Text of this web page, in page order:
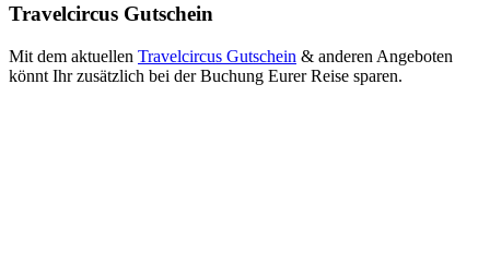
Travelcircus Gutschein
Mit dem aktuellen Travelcircus Gutschein & anderen Angeboten
könnt Ihr zusätzlich bei der Buchung Eurer Reise sparen.